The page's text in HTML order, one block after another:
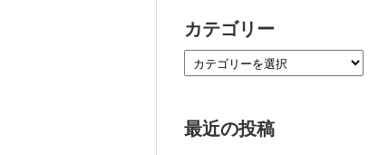
カテゴリー
最近の投稿